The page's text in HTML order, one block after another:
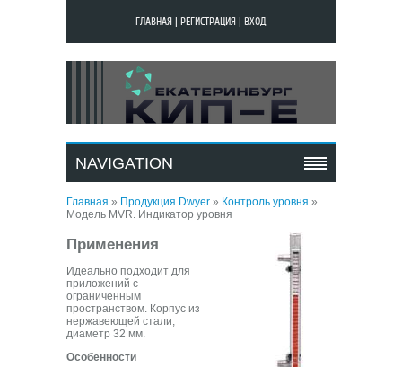
ГЛАВНАЯ РЕГИСТРАЦИЯ ВХОД
МОДЕЛЬ MVR.
ИНДИКАТОР УРОВНЯ
NAVIGATION
Главная » Продукция Dwyer » Контроль уровня »
Модель MVR. Индикатор уровня
Применения
Идеально подходит для
приложений с
ограниченным
пространством. Корпус из
нержавеющей стали,
диаметр 32 мм.
Особенности